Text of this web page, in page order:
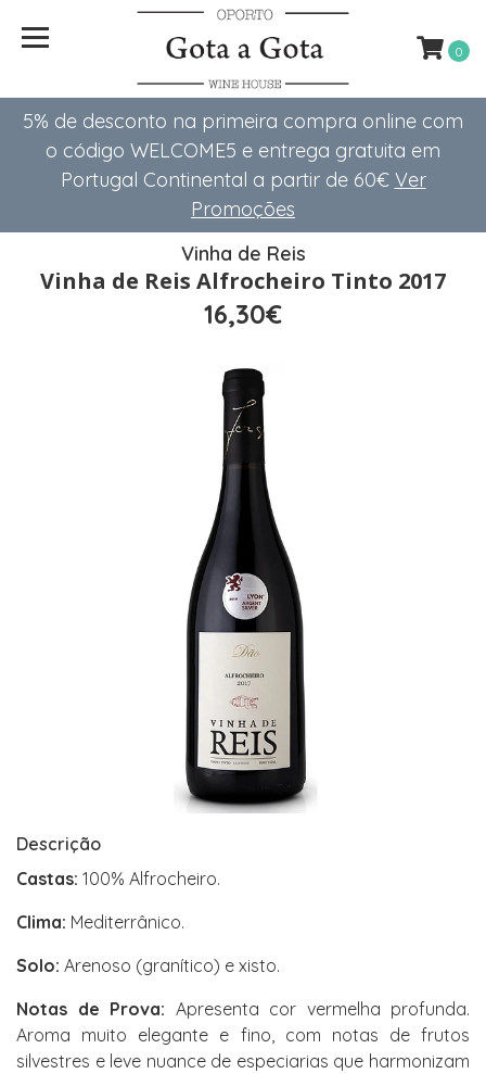
5% de desconto na primeira compra online com
o código WELCOME5 e entrega gratuita em
Portugal Continental a partir de 60€ Ver
Promoções
0
Vinha de Reis
Vinha de Reis Alfrocheiro Tinto 2017
16,30€
Descrição
Castas: 100% Alfrocheiro.
Clima: Mediterrânico.
Solo: Arenoso (granítico) e xisto.
Notas de Prova: Apresenta cor vermelha profunda.
Aroma muito elegante e fino, com notas de frutos
silvestres e leve nuance de especiarias que harmonizam